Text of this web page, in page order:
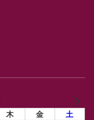
木 金 土